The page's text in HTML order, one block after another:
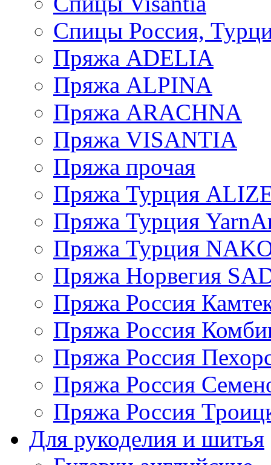
Спицы Россия,
Пряжа ADELIA
Пряжа ALPINA
Пряжа ARACHNA
Пряжа VISANTIA
Пряжа прочая
Пряжа Турция
Пряжа Турция
Пряжа Турция
Пряжа Норвегия
Пряжа Россия
Пряжа Россия
Пряжа Россия
Пряжа Россия
Пряжа Россия
Для рукоделия и шитья